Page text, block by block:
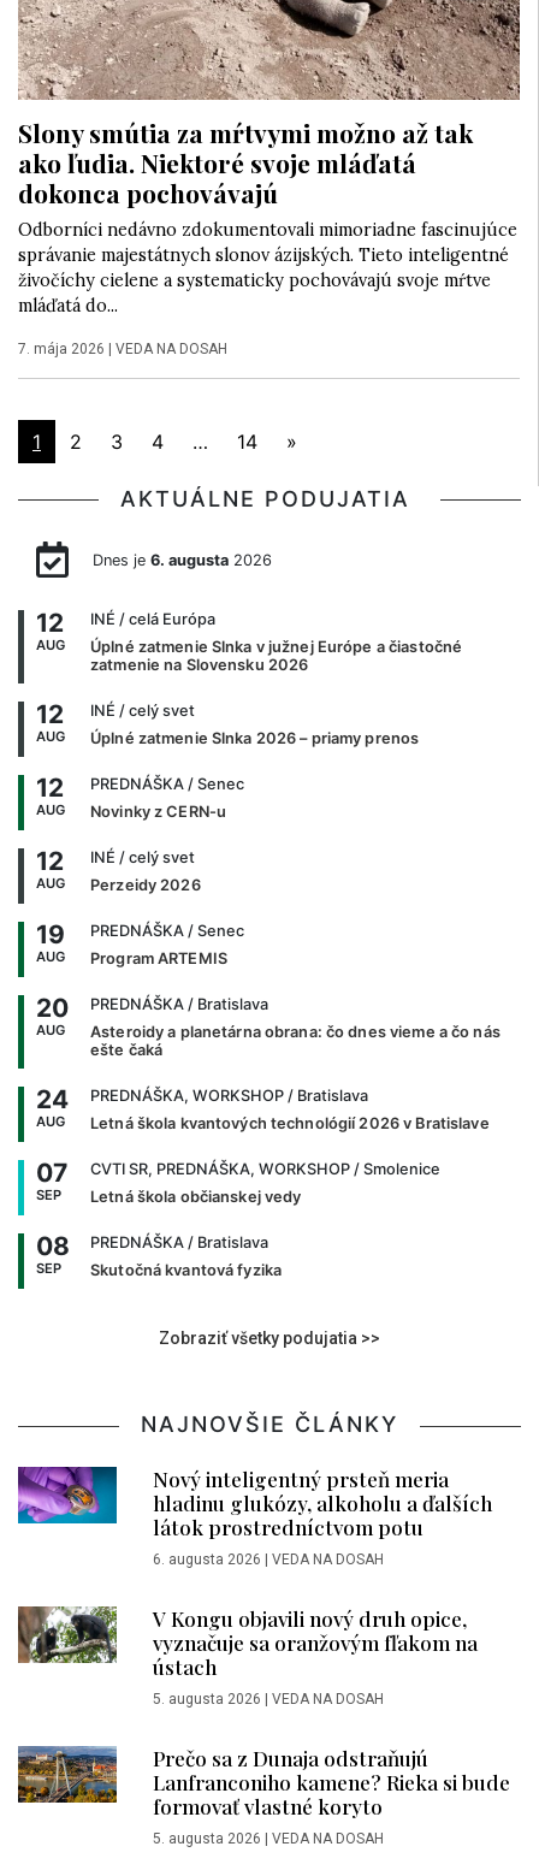
Slony smútia za mŕtvymi možno až tak
ako ľudia. Niektoré svoje mláďatá
dokonca pochovávajú
Odborníci nedávno zdokumentovali mimoriadne fascinujúce
správanie majestátnych slonov ázijských. Tieto inteligentné
živočíchy cielene a systematicky pochovávajú svoje mŕtve
mláďatá do...
7. mája 2026 | VEDA NA DOSAH
1 2 3 4 … 14 »
AKTUÁLNE PODUJATIA
Dnes je 6. augusta2026
12
AUG
INÉ / celá Európa
Úplné zatmenie Slnka v južnej Európe a čiastočné
zatmenie na Slovensku 2026
12
AUG
INÉ / celý svet
Úplné zatmenie Slnka 2026 – priamy prenos
12
AUG
PREDNÁŠKA / Senec
Novinky z CERN-u
12
AUG
INÉ / celý svet
Perzeidy 2026
19
AUG
PREDNÁŠKA / Senec
Program ARTEMIS
20
AUG
PREDNÁŠKA / Bratislava
Asteroidy a planetárna obrana: čo dnes vieme a čo nás
ešte čaká
24
AUG
PREDNÁŠKA, WORKSHOP / Bratislava
Letná škola kvantových technológií 2026 v Bratislave
07
SEP
CVTI SR, PREDNÁŠKA, WORKSHOP / Smolenice
Letná škola občianskej vedy
08
SEP
PREDNÁŠKA / Bratislava
Skutočná kvantová fyzika
Zobraziť všetky podujatia >>
NAJNOVŠIE ČLÁNKY
Nový inteligentný prsteň meria
hladinu glukózy, alkoholu a ďalších
látok prostredníctvom potu
6. augusta 2026 VEDA NA DOSAH
V Kongu objavili nový druh opice,
vyznačuje sa oranžovým fľakom na
ústach
5. augusta 2026 VEDA NA DOSAH
Prečo sa z Dunaja odstraňujú
Lanfranconiho kamene? Rieka si bude
formovať vlastné koryto
5. augusta 2026 VEDA NA DOSAH